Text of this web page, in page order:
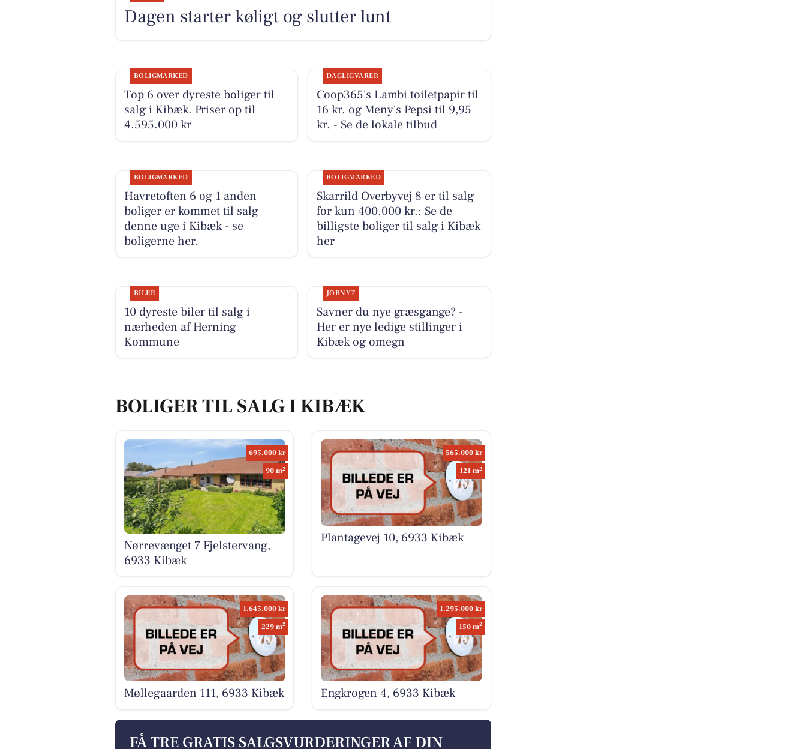
Dagen starter køligt og slutter lunt
BOLIGMARKED
Top 6 over dyreste boliger til
salg i Kibæk. Priser op til
4.595.000 kr
DAGLIGVARER
Coop365's Lambi toiletpapir til
16 kr. og Meny's Pepsi til 9,95
kr. - Se de lokale tilbud
BOLIGMARKED
Havretoften 6 og 1 anden
boliger er kommet til salg
denne uge i Kibæk - se
boligerne her.
BOLIGMARKED
Skarrild Overbyvej 8 er til salg
for kun 400.000 kr.: Se de
billigste boliger til salg i Kibæk
her
BILER
10 dyreste biler til salg i
nærheden af Herning
Kommune
JOBNYT
Savner du nye græsgange? -
Her er nye ledige stillinger i
Kibæk og omegn
BOLIGER TIL SALG I KIBÆK
695.000 kr
90 m2
Nørrevænget 7 Fjelstervang,
6933 Kibæk
565.000 kr
121 m2
Plantagevej 10, 6933 Kibæk
1.645.000 kr
229 m2
Møllegaarden 111, 6933 Kibæk
1.295.000 kr
150 m2
Engkrogen 4, 6933 Kibæk
FÅ TRE GRATIS SALGSVURDERINGER AF DIN